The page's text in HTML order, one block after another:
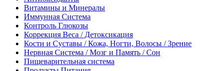
Витамины и Минералы
Иммунная Система
Контроль Глюкозы
Коррекция Веса / Детоксикация
Кости и Суставы / Кожа, Ногти, Волосы / Зрение
Нервная Система / Мозг и Память / Сон
Пищеварительная система